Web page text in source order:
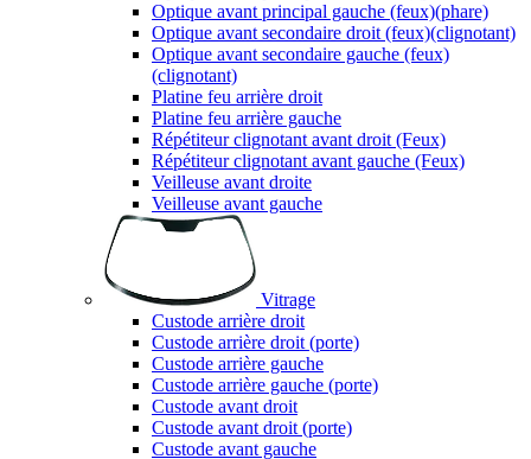
Optique avant principal gauche (feux)(phare)
Optique avant secondaire droit (feux)(clignotant)
Optique avant secondaire gauche (feux)
(clignotant)
Platine feu arrière droit
Platine feu arrière gauche
Répétiteur clignotant avant droit (Feux)
Répétiteur clignotant avant gauche (Feux)
Veilleuse avant droite
Veilleuse avant gauche
Vitrage
Custode arrière droit
Custode arrière droit (porte)
Custode arrière gauche
Custode arrière gauche (porte)
Custode avant droit
Custode avant droit (porte)
Custode avant gauche